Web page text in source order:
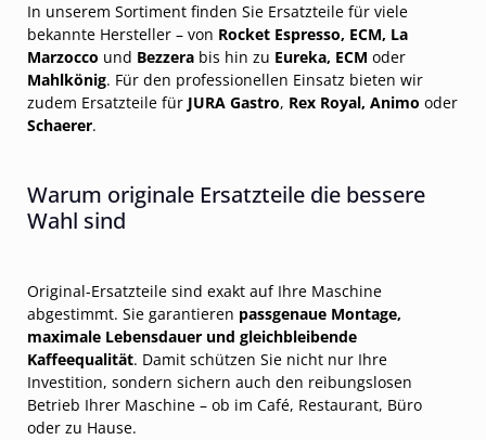
In unserem Sortiment finden Sie Ersatzteile für viele
bekannte Hersteller – von Rocket Espresso, ECM, La
Marzocco und Bezzera bis hin zu Eureka, ECM oder
Mahlkönig. Für den professionellen Einsatz bieten wir
zudem Ersatzteile für JURA Gastro, Rex Royal, Animo oder
Schaerer.
Warum originale Ersatzteile die bessere
Wahl sind
Original-Ersatzteile sind exakt auf Ihre Maschine
abgestimmt. Sie garantieren passgenaue Montage,
maximale Lebensdauer und gleichbleibende
Kaffeequalität. Damit schützen Sie nicht nur Ihre
Investition, sondern sichern auch den reibungslosen
Betrieb Ihrer Maschine – ob im Café, Restaurant, Büro
oder zu Hause.